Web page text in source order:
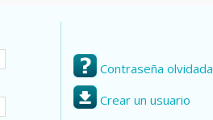
Contraseña olvidada
Crear un usuario